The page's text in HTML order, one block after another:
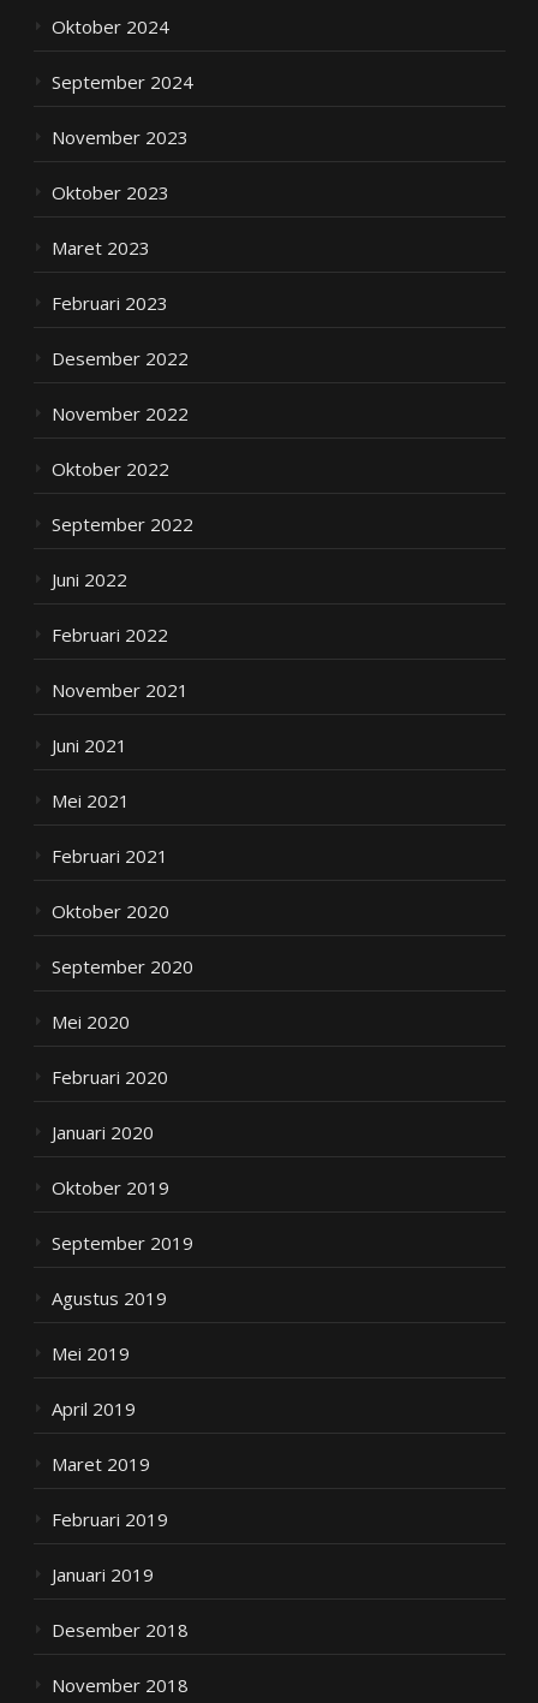
Oktober 2024
September 2024
November 2023
Oktober 2023
Maret 2023
Februari 2023
Desember 2022
November 2022
Oktober 2022
September 2022
Juni 2022
Februari 2022
November 2021
Juni 2021
Mei 2021
Februari 2021
Oktober 2020
September 2020
Mei 2020
Februari 2020
Januari 2020
Oktober 2019
September 2019
Agustus 2019
Mei 2019
April 2019
Maret 2019
Februari 2019
Januari 2019
Desember 2018
November 2018